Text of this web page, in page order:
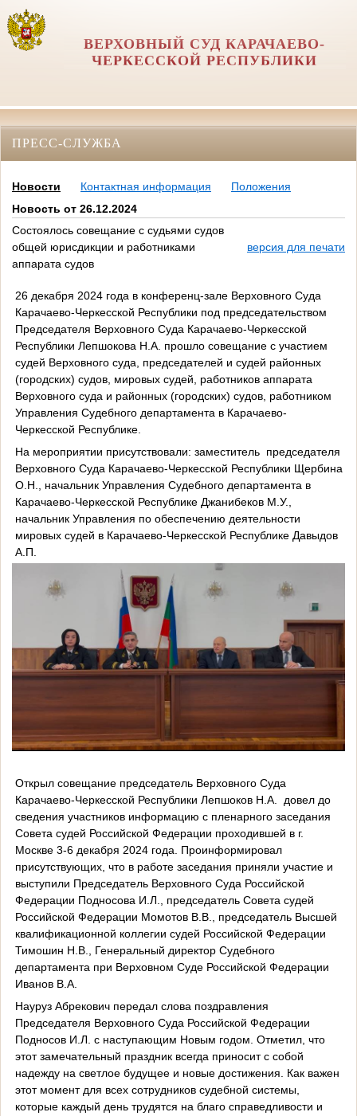
ВЕРХОВНЫЙ СУД КАРАЧАЕВО-
ЧЕРКЕССКОЙ РЕСПУБЛИКИ
ПРЕСС-СЛУЖБА
Новости Контактная информация
Положения
Новость от 26.12.2024
Состоялось совещание с судьями судов
общей юрисдикции и работниками
аппарата судов
версия для печати
26 декабря 2024 года в конференц-зале Верховного Суда
Карачаево-Черкесской Республики под председательством
Председателя Верховного Суда Карачаево-Черкесской
Республики Лепшокова Н.А. прошло совещание с участием
судей Верховного суда, председателей и судей районных
(городских) судов, мировых судей, работников аппарата
Верховного суда и районных (городских) судов, работником
Управления Судебного департамента в Карачаево-
Черкесской Республике.
На мероприятии присутствовали: заместитель председателя
Верховного Суда Карачаево-Черкесской Республики Щербина
О.Н., начальник Управления Судебного департамента в
Карачаево-Черкесской Республике Джанибеков М.У.,
начальник Управления по обеспечению деятельности
мировых судей в Карачаево-Черкесской Республике Давыдов
А.П.
Открыл совещание председатель Верховного Суда
Карачаево-Черкесской Республики Лепшоков Н.А. довел до
сведения участников информацию с пленарного заседания
Совета судей Российской Федерации проходившей в г.
Москве 3-6 декабря 2024 года. Проинформировал
присутствующих, что в работе заседания приняли участие и
выступили Председатель Верховного Суда Российской
Федерации Подносова И.Л., председатель Совета судей
Российской Федерации Момотов В.В., председатель Высшей
квалификационной коллегии судей Российской Федерации
Тимошин Н.В., Генеральный директор Судебного
департамента при Верховном Суде Российской Федерации
Иванов В.А.
Науруз Абрекович передал слова поздравления
Председателя Верховного Суда Российской Федерации
Подносов И.Л. с наступающим Новым годом. Отметил, что
этот замечательный праздник всегда приносит с собой
надежду на светлое будущее и новые достижения. Как важен
этот момент для всех сотрудников судебной системы,
которые каждый день трудятся на благо справедливости и